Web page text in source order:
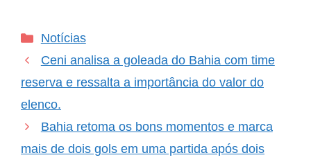
apresentação do meio-
sala de imprensa do CT
Evaristo de Macedo e,
Categorias
Notícias
Ceni analisa a goleada do Bahia com time
reserva e ressalta a importância do valor do
elenco.
Bahia retoma os bons momentos e marca
mais de dois gols em uma partida após dois